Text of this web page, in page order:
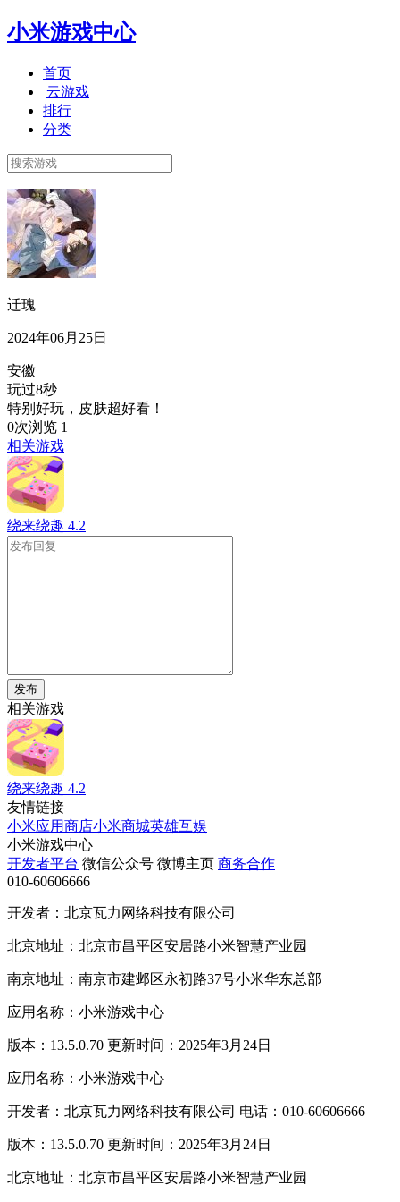
小米游戏中心
首页
云游戏
排行
分类
迁瑰
2024年06月25日
安徽
玩过8秒
特别好玩，皮肤超好看！
0次浏览 1
相关游戏
绕来绕趣 4.2
发布
相关游戏
绕来绕趣 4.2
友情链接
小米应用商店小米商城英雄互娱
小米游戏中心
开发者平台 微信公众号 微博主页 商务合作
010-60606666
开发者：北京瓦力网络科技有限公司
北京地址：北京市昌平区安居路小米智慧产业园
南京地址：南京市建邺区永初路37号小米华东总部
应用名称：小米游戏中心
版本：13.5.0.70 更新时间：2025年3月24日
应用名称：小米游戏中心
开发者：北京瓦力网络科技有限公司 电话：010-60606666
版本：13.5.0.70 更新时间：2025年3月24日
北京地址：北京市昌平区安居路小米智慧产业园